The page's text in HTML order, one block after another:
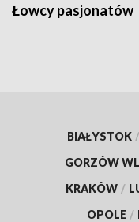
Łowcy pasjonatów
BIAŁYSTOK /
GORZÓW
KRAKÓW /
OPOLE /